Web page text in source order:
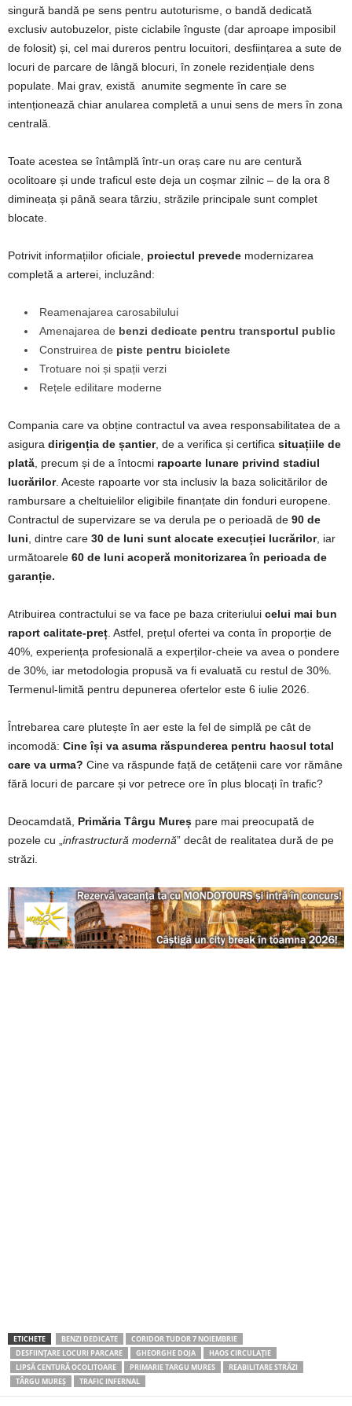
singură bandă pe sens pentru autoturisme, o bandă dedicată
exclusiv autobuzelor, piste ciclabile înguste (dar aproape imposibil
de folosit) și, cel mai dureros pentru locuitori, desființarea a sute de
locuri de parcare de lângă blocuri, în zonele rezidențiale dens
populate. Mai grav, există anumite segmente în care se
intenționează chiar anularea completă a unui sens de mers în zona
centrală.
Toate acestea se întâmplă într-un oraș care nu are centură
ocolitoare și unde traficul este deja un coșmar zilnic – de la ora 8
dimineața și până seara târziu, străzile principale sunt complet
blocate.
Potrivit informațiilor oficiale, proiectul prevede modernizarea
completă a arterei, incluzând:
Reamenajarea carosabilului
Amenajarea de benzi dedicate pentru transportul public
Construirea de piste pentru biciclete
Trotuare noi și spații verzi
Rețele edilitare moderne
Compania care va obține contractul va avea responsabilitatea de a
asigura dirigenția de șantier, de a verifica și certifica situațiile de
plată , precum și de a întocmi rapoarte lunare privind stadiul
lucrărilor. Aceste rapoarte vor sta inclusiv la baza solicitărilor de
rambursare a cheltuielilor eligibile finanțate din fonduri europene.
Contractul de supervizare se va derula pe o perioadă de 90 de
luni , dintre care 30 de luni sunt alocate execuției lucrărilor, iar
următoarele 60 de luni acoperă monitorizarea în perioada de
garanție.
Atribuirea contractului se va face pe baza criteriului celui mai bun
raport calitate-preț . Astfel, prețul ofertei va conta în proporție de
40%, experiența profesională a experților-cheie va avea o pondere
de 30%, iar metodologia propusă va fi evaluată cu restul de 30%.
Termenul-limită pentru depunerea ofertelor este 6 iulie 2026.
Întrebarea care plutește în aer este la fel de simplă pe cât de
incomodă: Cine își va asuma răspunderea pentru haosul total
care va urma? Cine va răspunde față de cetățenii care vor rămâne
fără locuri de parcare și vor petrece ore în plus blocați în trafic?
Deocamdată, Primăria Târgu Mureș pare mai preocupată de
pozele cu „ infrastructură modernă” decât de realitatea dură de pe
străzi.
ETICHETE BENZI DEDICATE
CORIDOR TUDOR 7 NOIEMBRIE
DESFIINȚARE LOCURI PARCARE
GHEORGHE DOJA
HAOS CIRCULAȚIE
LIPSĂ CENTURĂ OCOLITOARE
PRIMARIE TARGU MURES
REABILITARE STRĂZI
TÂRGU MUREȘ
TRAFIC INFERNAL